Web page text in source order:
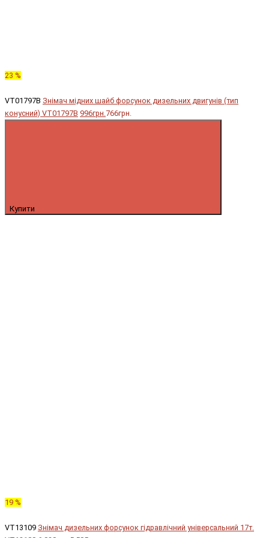
23 %
VT01797B Знімач мідних шайб форсунок дизельних двигунів (тип
конусний) VT01797B 996грн.766грн.
Купити
19 %
VT13109 Знімач дизельних форсунок гідравлічний універсальний 17т.